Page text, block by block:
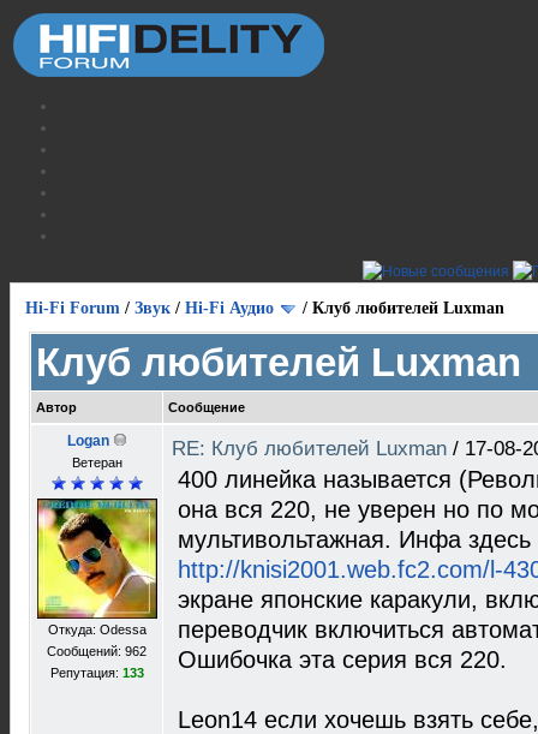
Hi-Fi Forum / Звук / Hi-Fi Аудио / Клуб любителей Luxman
Клуб любителей Luxman
Автор Сообщение
Logan
Ветеран
Откуда: Odessa
Сообщений: 962
Репутация: 133
RE: Клуб любителей Luxman / 17-08-
400 линейка называется
она вся 220, не уверен но по
мультивольтажная. Инфа здесь
http://knisi2001.web.fc2.com/l-
экране японские каракули,
переводчик включиться
Ошибочка эта серия вся 220.
Leon14 если хочешь взять